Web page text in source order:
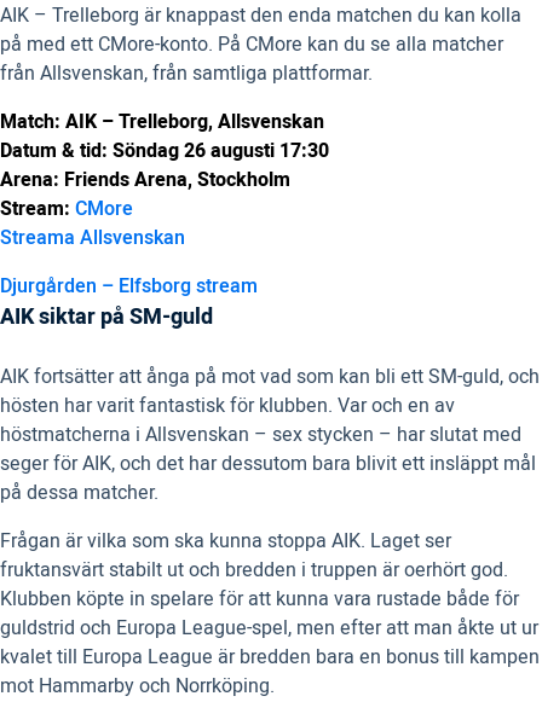
AIK – Trelleborg är knappast den enda matchen du kan kolla
på med ett CMore-konto. På CMore kan du se alla matcher
från Allsvenskan, från samtliga plattformar.
Match: AIK – Trelleborg, Allsvenskan
Datum & tid: Söndag 26 augusti 17:30
Arena: Friends Arena, Stockholm
Stream: CMore
Streama Allsvenskan
Djurgården – Elfsborg stream
AIK siktar på SM-guld
AIK fortsätter att ånga på mot vad som kan bli ett SM-guld, och
hösten har varit fantastisk för klubben. Var och en av
höstmatcherna i Allsvenskan – sex stycken – har slutat med
seger för AIK, och det har dessutom bara blivit ett insläppt mål
på dessa matcher.
Frågan är vilka som ska kunna stoppa AIK. Laget ser
fruktansvärt stabilt ut och bredden i truppen är oerhört god.
Klubben köpte in spelare för att kunna vara rustade både för
guldstrid och Europa League-spel, men efter att man åkte ut ur
kvalet till Europa League är bredden bara en bonus till kampen
mot Hammarby och Norrköping.